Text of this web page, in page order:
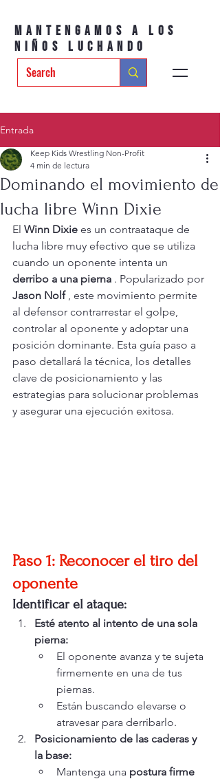
Mantengamos a los
niños luchando
Entrada
Dominando el movimiento de
lucha libre Winn Dixie
Keep Kids Wrestling Non-Profit
4 min de lectura
El Winn Dixie es un contraataque de
lucha libre muy efectivo que se utiliza
cuando un oponente intenta un
derribo a una pierna . Popularizado por
Jason Nolf , este movimiento permite
al defensor contrarrestar el golpe,
controlar al oponente y adoptar una
posición dominante. Esta guía paso a
paso detallará la técnica, los detalles
clave de posicionamiento y las
estrategias para solucionar problemas
y asegurar una ejecución exitosa.
Paso 1: Reconocer el tiro del
oponente
Identificar el ataque:
Esté atento al intento de una sola
pierna:
El oponente avanza y te sujeta
firmemente en una de tus
piernas.
Están buscando elevarse o
atravesar para derribarlo.
Posicionamiento de las caderas y
la base:
Mantenga una postura firme